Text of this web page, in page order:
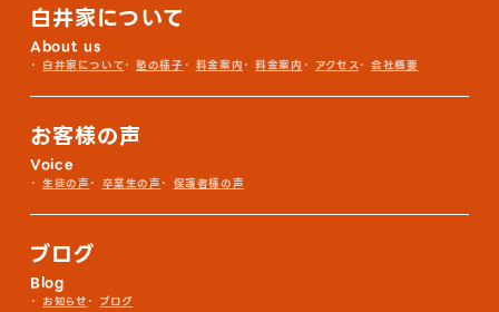
白井家について
About us
白井家について 塾の様子 料金案内 料金案内 アクセス 会社概要
お客様の声
Voice
生徒の声 卒業生の声 保護者様の声
ブログ
Blog
お知らせ ブログ